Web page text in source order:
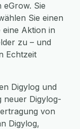
eGrow. Sie
Sie einen
eine Aktion in
zu – und
Echtzeit
Digylog und
neuer Digylog-
von
Digylog,